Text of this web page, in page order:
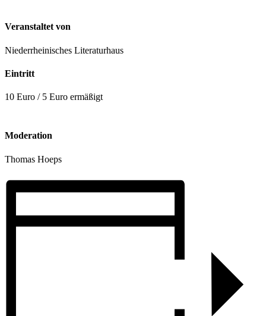
Veranstaltet von
Niederrheinisches Literaturhaus
Eintritt
10 Euro / 5 Euro ermäßigt
Moderation
Thomas Hoeps